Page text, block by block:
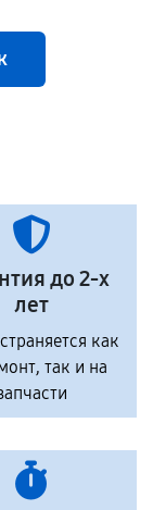
до 2-х
лет
как
так и на